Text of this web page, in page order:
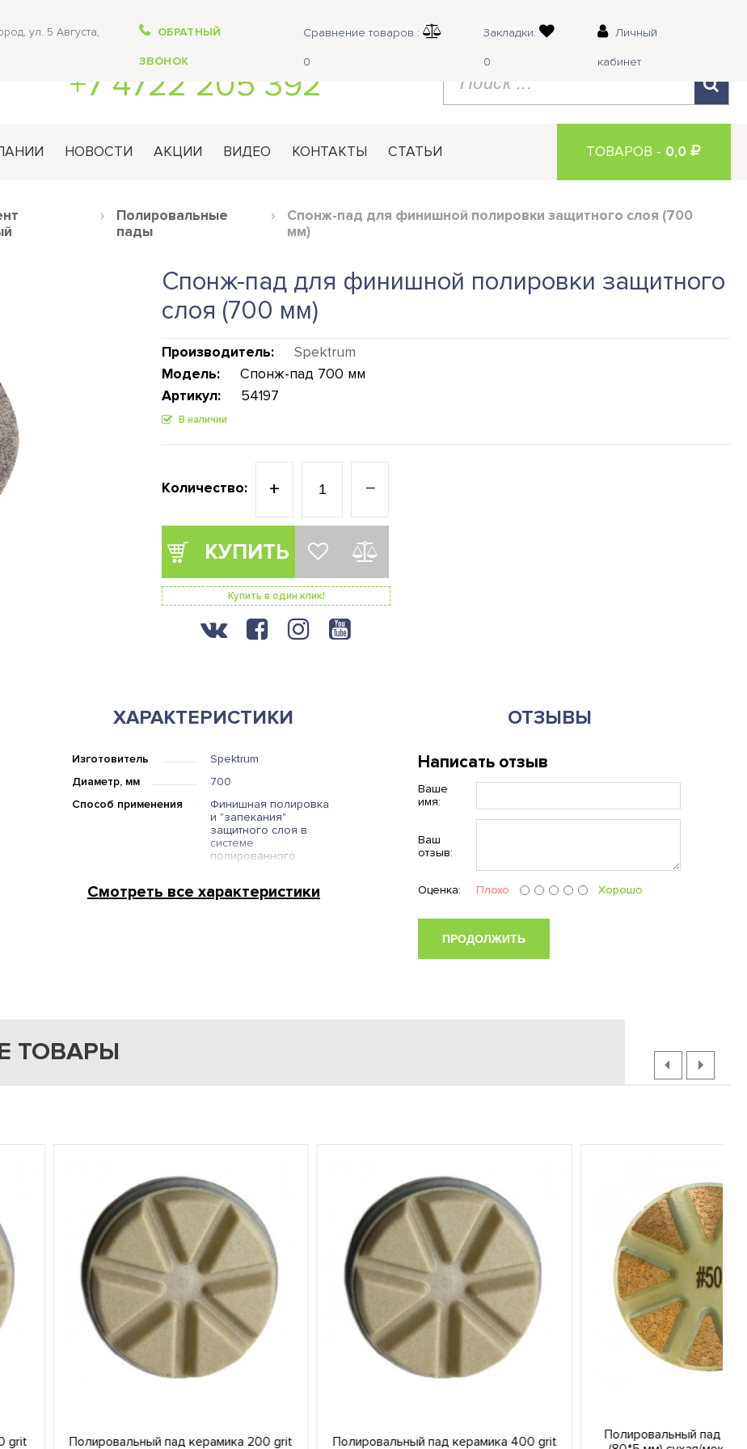
ул. 5 Августа, ОБРАТНЫЙ
ЗВОНОК
Сравнение товаров :
0
Закладки:
0
Личный
кабинет
+7 4722 205 392
НОВОСТИ АКЦИИ ВИДЕО КОНТАКТЫ СТАТЬИ ТОВАРОВ - 0,0
Полировальные
пады
Спонж-пад для финишной полировки защитного слоя (700
мм)
Спонж-пад для финишной полировки защитного
слоя (700 мм)
Производитель:
Spektrum
Модель:
Спонж-пад 700 мм
Артикул:
54197
В наличии
Количество: + −
КУПИТЬ
Купить в один клик!
ХАРАКТЕРИСТИКИ
Изготовитель
Spektrum
Диаметр, мм
700
Способ применения
Финишная полировка
и "запекания"
защитного слоя в
системе
полированного
Смотреть все характеристики
ОТЗЫВЫ
Написать отзыв
Ваше
имя:
Ваш
отзыв:
Оценка: Плохо Хорошо
ТОВАРЫ
пад керамика 200 grit
Полировальный пад керамика 400 grit
Полировальный пад металл 100 grit